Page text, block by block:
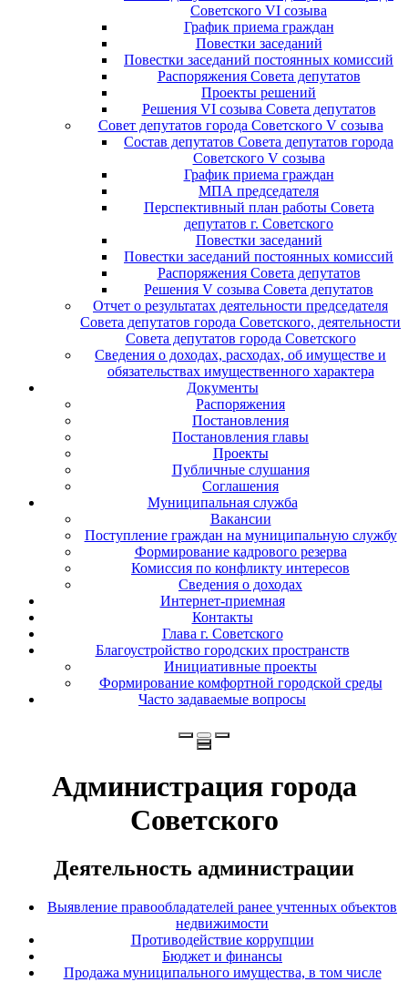
Советского VI созыва
График приема граждан
Повестки заседаний
Повестки заседаний постоянных комиссий
Распоряжения Совета депутатов
Проекты решений
Решения VI созыва Совета депутатов
Совет депутатов города Советского V созыва
Состав депутатов Совета депутатов города
Советского V созыва
График приема граждан
МПА председателя
Перспективный план работы Совета
депутатов г. Советского
Повестки заседаний
Повестки заседаний постоянных комиссий
Распоряжения Совета депутатов
Решения V созыва Совета депутатов
Отчет о результатах деятельности председателя
Совета депутатов города Советского, деятельности
Совета депутатов города Советского
Сведения о доходах, расходах, об имуществе и
обязательствах имущественного характера
Документы
Распоряжения
Постановления
Постановления главы
Проекты
Публичные слушания
Соглашения
Муниципальная служба
Вакансии
Поступление граждан на муниципальную службу
Формирование кадрового резерва
Комиссия по конфликту интересов
Сведения о доходах
Интернет-приемная
Контакты
Глава г. Советского
Благоустройство городских пространств
Инициативные проекты
Формирование комфортной городской среды
Часто задаваемые вопросы
Администрация города
Советского
Деятельность администрации
Выявление правообладателей ранее учтенных объектов
недвижимости
Противодействие коррупции
Бюджет и финансы
Продажа муниципального имущества, в том числе